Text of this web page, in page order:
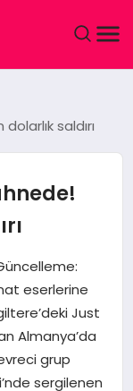
saldırı
eserlerine
Just
Almanya’da
grup
sergilenen